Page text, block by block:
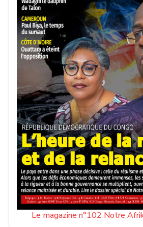
Le magazine n°102 Notre